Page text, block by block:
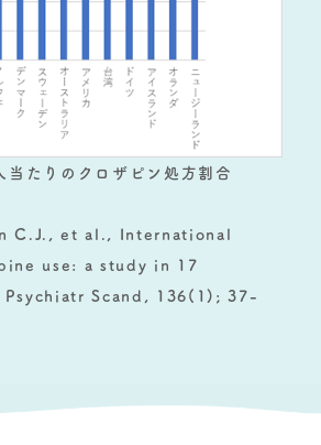
当たりのクロザピン処方割合
C.J., et al., International
use: a study in 17
Scand, 136(1); 37-